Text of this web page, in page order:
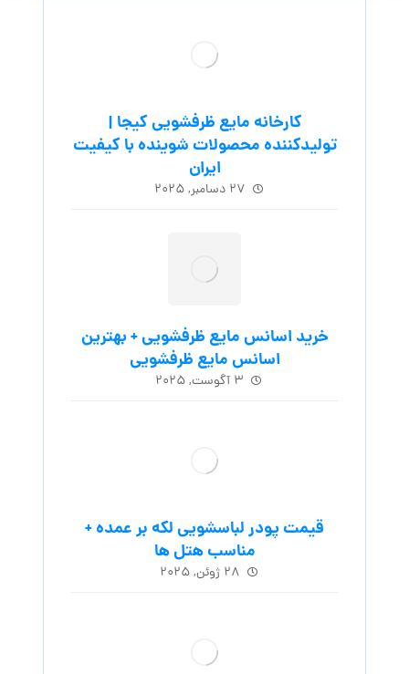
کارخانه مایع ظرفشویی کیجا |
تولیدکننده محصولات شوینده با کیفیت
ایران
۲۷ دسامبر, ۲۰۲۵
خرید اسانس مایع ظرفشویی + بهترین
اسانس مایع ظرفشویی
۳ آگوست, ۲۰۲۵
قیمت پودر لباسشویی لکه بر عمده +
مناسب هتل ها
۲۸ ژوئن, ۲۰۲۵